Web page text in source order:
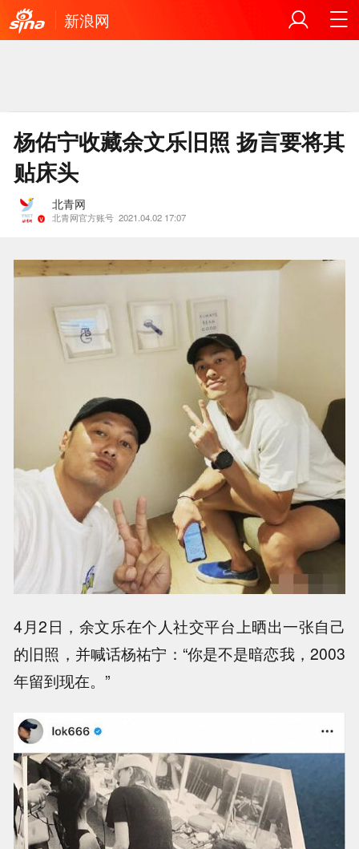
新浪网
杨佑宁收藏余文乐旧照 扬言要将其
贴床头
北青网
北青网官方账号 2021.04.02 17:07
4月2日，余文乐在个人社交平台上晒出一张自己
的旧照，并喊话杨祐宁：“你是不是暗恋我，2003
年留到现在。”